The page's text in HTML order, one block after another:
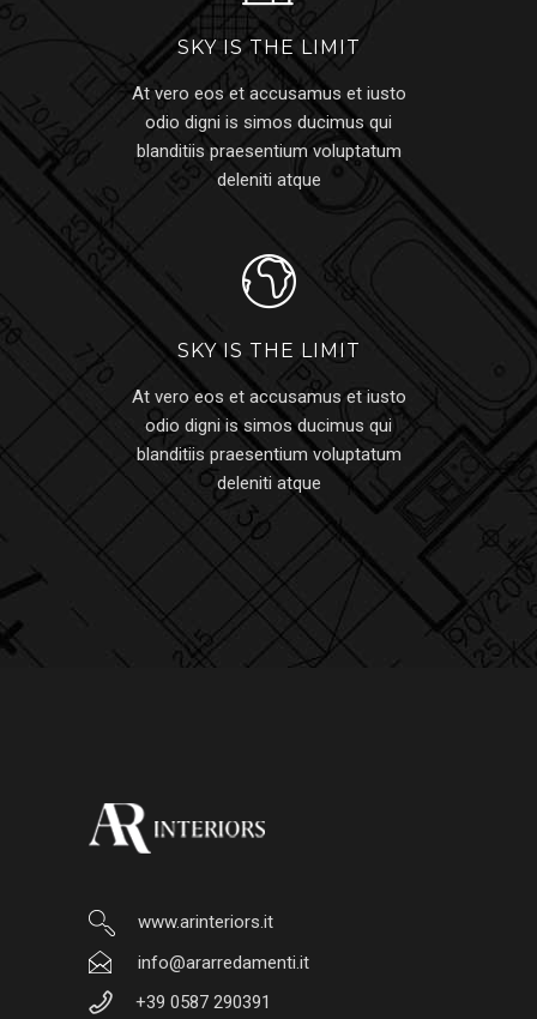
SKY IS THE LIMIT
At vero eos et accusamus et iusto
odio digni is simos ducimus qui
blanditiis praesentium voluptatum
deleniti atque
SKY IS THE LIMIT
At vero eos et accusamus et iusto
odio digni is simos ducimus qui
blanditiis praesentium voluptatum
deleniti atque
www.arinteriors.it
info@ararredamenti.it
+39 0587 290391